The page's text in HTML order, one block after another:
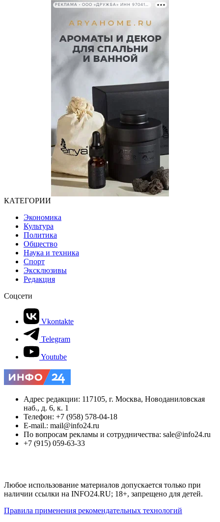
РЕКЛАМА • ООО «ДРУЖБА» ИНН 9704146411
КАТЕГОРИИ
Экономика
Культура
Политика
Общество
Наука и техника
Спорт
Эксклюзивы
Редакция
Соцсети
Vkontakte
Telegram
Youtube
Адрес редакции: 117105, г. Москва, Новоданиловская
наб., д. 6, к. 1
Телефон: +7 (958) 578-04-18
E-mail.: mail@info24.ru
По вопросам рекламы и сотрудничества: sale@info24.ru
+7 (915) 059-63-33
Любое использование материалов допускается только при
наличии ссылки на INFO24.RU; 18+, запрещено для детей.
Правила применения рекомендательных технологий